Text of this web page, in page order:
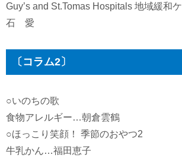
Guy’s and St.Tomas Hospitals 地域緩和
石 愛
〔コラム2〕
○いのちの歌
食物アレルギー…朝倉雲鶴
○ほっこり笑顔！ 季節のおやつ2
牛乳かん…福田恵子